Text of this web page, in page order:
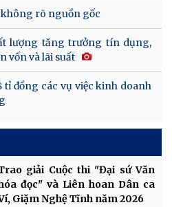
rõ nguồn gốc
lượng tăng trưởng tín dụng,
vốn và lãi suất
tỉ đồng các vụ việc kinh doanh
giải Cuộc thi "Đại sứ Văn
đọc" và Liên hoan Dân ca
Giặm Nghệ Tĩnh năm 2026